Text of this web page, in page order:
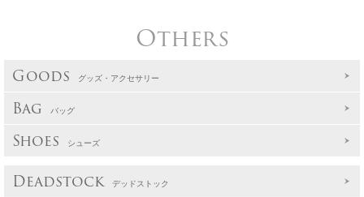
Others
Goods グッズ・アクセサリー
Bag バッグ
Shoes シューズ
Deadstock デッドストック